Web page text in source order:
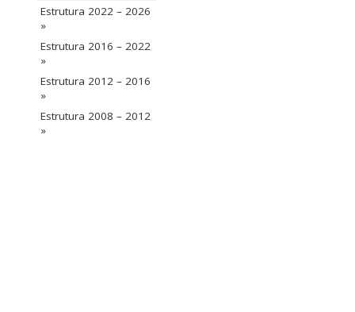
Estrutura 2022 – 2026
»
Estrutura 2016 – 2022
»
Estrutura 2012 – 2016
»
Estrutura 2008 – 2012
»